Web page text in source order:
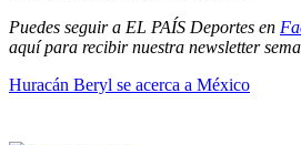
Puedes seguir a EL PAÍS Deportes en
aquí para recibirnuestra newsletter
Huracán Beryl se acerca a México